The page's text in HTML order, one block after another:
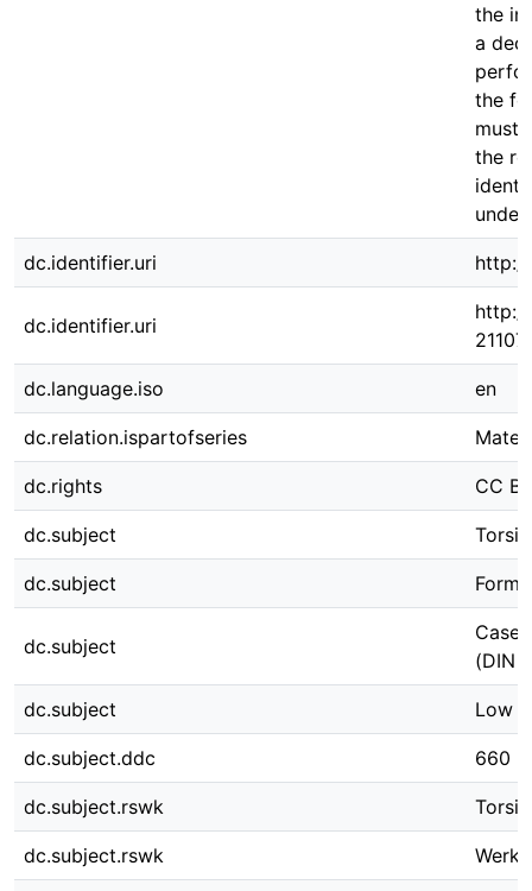
the
a
the
must
the
dc.identifier.uri
dc.identifier.uri
http://
21107
dc.language.iso en
dc.relation.ispartofseries
dc.rights CC
dc.subject
dc.subject
dc.subject
Case
(DIN
dc.subject Low
dc.subject.ddc 660
dc.subject.rswk
dc.subject.rswk